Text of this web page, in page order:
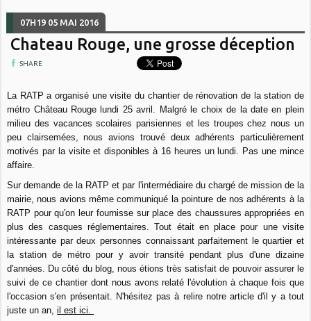
07H19 05 MAI 2016
Chateau Rouge, une grosse déception
SHARE
La RATP a organisé une visite du chantier de rénovation de la station de
métro Château Rouge lundi 25 avril. Malgré le choix de la date en plein
milieu des vacances scolaires parisiennes et les troupes chez nous un
peu clairsemées, nous avions trouvé deux adhérents particulièrement
motivés par la visite et disponibles à 16 heures un lundi. Pas une mince
affaire.
Sur demande de la RATP et par l'intermédiaire du chargé de mission de la
mairie, nous avions même communiqué la pointure de nos adhérents à la
RATP pour qu'on leur fournisse sur place des chaussures appropriées en
plus des casques réglementaires. Tout était en place pour une visite
intéressante par deux personnes connaissant parfaitement le quartier et
la station de métro pour y avoir transité pendant plus d'une dizaine
d'années. Du côté du blog, nous étions très satisfait de pouvoir assurer le
suivi de ce chantier dont nous avons relaté l'évolution à chaque fois que
l'occasion s'en présentait. N'hésitez pas à relire notre article d'il y a tout
juste un an,il est ici.